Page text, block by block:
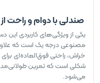
صندلی با دوام و
یکی از ویژگی‌های کاربردی
مصنوعی درجه یک است که علاوه
خراش، راحتی فوق‌العاده‌ای
شکلی است که تمرین
می‌شود.